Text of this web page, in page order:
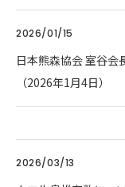
2026/01/15
日本熊森協会 室谷会
（2026年1月4日）
2026/03/13